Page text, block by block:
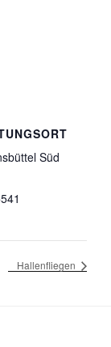
Süd
Hallenfliegen